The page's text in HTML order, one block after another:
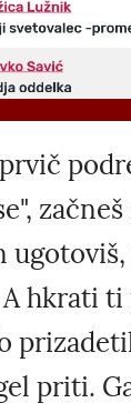
hkrati ti
priti.